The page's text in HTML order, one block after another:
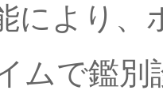
により、
ムで鑑